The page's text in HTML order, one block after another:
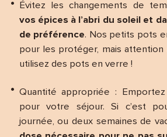
Évitez les changements de
vos épices à l’abri du soleil et
de préférence. Nos petits pots
pour les protéger, mais attention
utilisez des pots en verre !
Quantité appropriée :
pour votre séjour. Si c’est
journée, ou deux semaines de